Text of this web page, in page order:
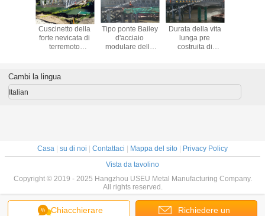
della
della
Cuscinetto della
forte nevicata di
terremoto
della immersione
dipinta o calda del
d'acciaio portatile
Tipo ponte Bailey
d'acciaio
modulare della
installazione in
Durata della vita
lunga pre
costruita di
modulare del
Q345B
struttura
Chiacchierare Richiedere un
Cambi la lingua
Italian
Casa su di noi Contattaci Mappa del sito
Privacy Policy
Vista da tavolino
Copyright © 2019 - 2025 Hangzhou USEU Metal Manufacturing Company.
All rights reserved.